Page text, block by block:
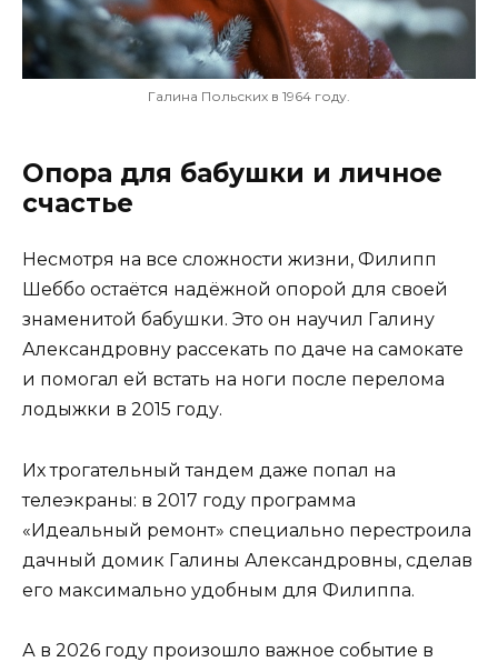
Галина Польских в 1964 году.
Опора для бабушки и личное
счастье
Несмотря на все сложности жизни, Филипп
Шеббо остаётся надёжной опорой для своей
знаменитой бабушки. Это он научил Галину
Александровну рассекать по даче на самокате
и помогал ей встать на ноги после перелома
лодыжки в 2015 году.
Их трогательный тандем даже попал на
телеэкраны: в 2017 году программа
«Идеальный ремонт» специально перестроила
дачный домик Галины Александровны, сделав
его максимально удобным для Филиппа.
А в 2026 году произошло важное событие в